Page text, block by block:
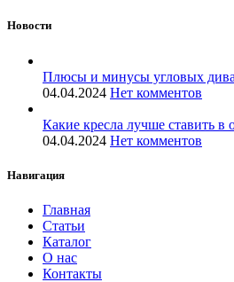
Новости
Плюсы и минусы угловых
04.04.2024 Нет комментов
Какие кресла лучше ставить в
04.04.2024 Нет комментов
Навигация
Главная
Статьи
Каталог
О нас
Контакты